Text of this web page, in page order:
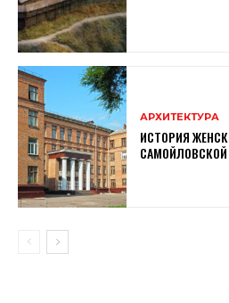
АРХИТЕКТУРА
ИСТОРИЯ
САМОЙЛОВСКОЙ